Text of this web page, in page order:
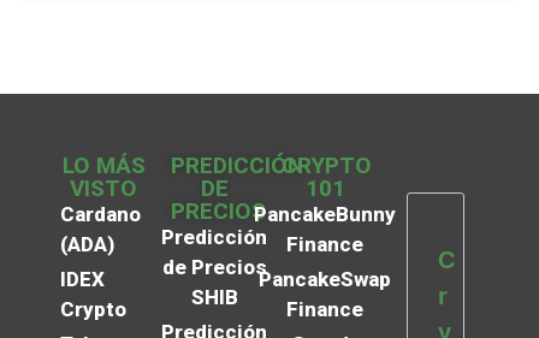
LO MÁS
VISTO
Cardano
(ADA)
IDEX
Crypto
PREDICCIÓN
DE
PRECIOS
Predicción
de Precios
SHIB
Predicción
CRYPTO
101
PancakeBunny
Finance
PancakeSwap
Finance
C
r
y